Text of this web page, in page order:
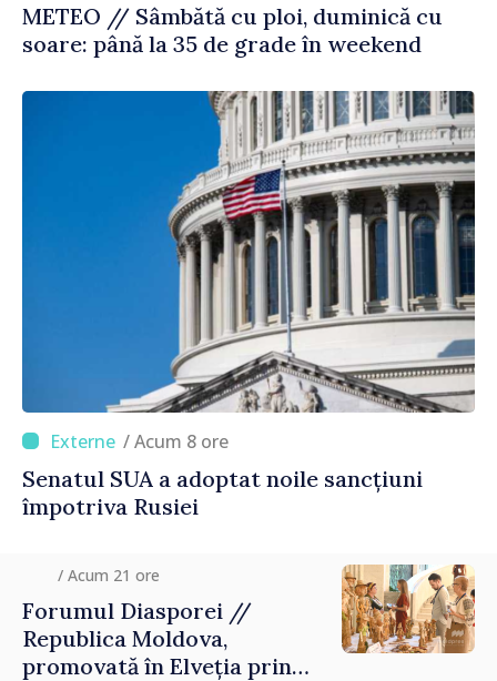
METEO // Sâmbătă cu ploi, duminică cu
soare: până la 35 de grade în weekend
/ Acum 8 ore
Senatul SUA a adoptat noile sancțiuni
împotriva Rusiei
/ Acum 21 ore
Forumul Diasporei //
Republica Moldova,
promovată în Elveția prin